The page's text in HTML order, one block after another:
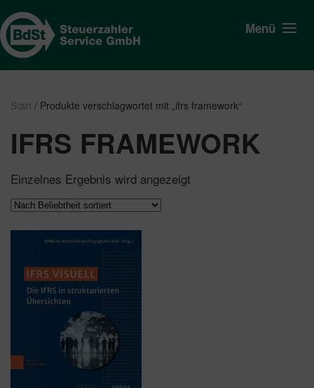
Menü
Start / Produkte verschlagwortet mit „ifrs framework“
IFRS FRAMEWORK
Einzelnes Ergebnis wird angezeigt